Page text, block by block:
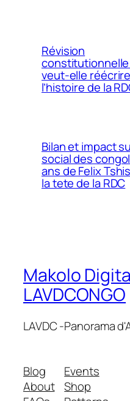
Révision
constitutionnelle
veut-elle réécrire
l’histoire de la
Bilan et impact
social des
ans de Felix
la tete de la RDC
Makolo
LAVDCONGO
LAVDC -Panorama
Blog
About
Events
Shop